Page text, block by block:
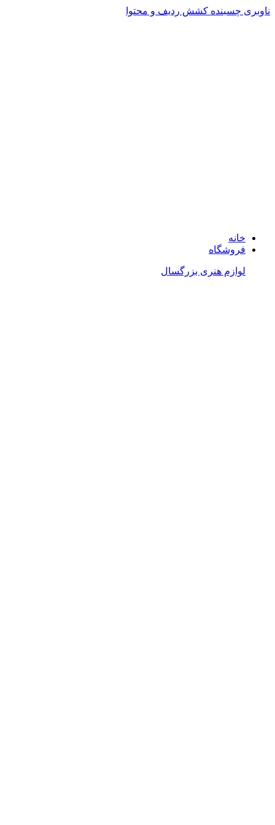
ناوبری چسبنده کشش ردیف و محتوا
خانه
فروشگاه
لوازم هنری بزرگسال